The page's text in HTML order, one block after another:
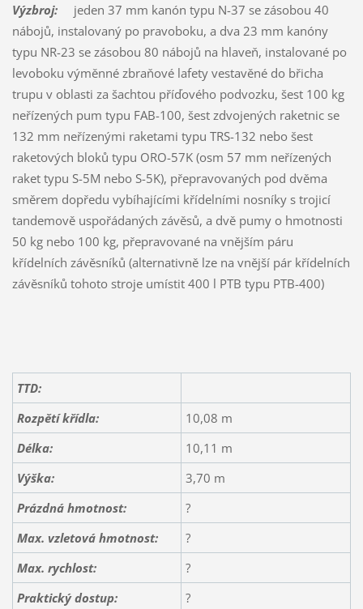
Výzbroj:jeden 37 mm kanón typu N-37 se zásobou 40
nábojů, instalovaný po pravoboku, a dva 23 mm kanóny
typu NR-23 se zásobou 80 nábojů na hlaveň, instalované po
levoboku výměnné zbraňové lafety vestavěné do břicha
trupu v oblasti za šachtou příďového podvozku, šest 100 kg
neřízených pum typu FAB-100, šest zdvojených raketnic se
132 mm neřízenými raketami typu TRS-132 nebo šest
raketových bloků typu ORO-57K (osm 57 mm neřízených
raket typu S-5M nebo S-5K), přepravovaných pod dvěma
směrem dopředu vybíhajícími křídelními nosníky s trojicí
tandemově uspořádaných závěsů, a dvě pumy o hmotnosti
50 kg nebo 100 kg, přepravované na vnějším páru
křídelních závěsníků (alternativně lze na vnější pár křídelních
závěsníků tohoto stroje umístit 400 l PTB typu PTB-400)
TTD:
Rozpětí křídla:
10,08 m
Délka:
10,11 m
Výška:
3,70 m
Prázdná hmotnost:
?
Max. vzletová hmotnost:
?
Max. rychlost:
?
Praktický dostup:
?